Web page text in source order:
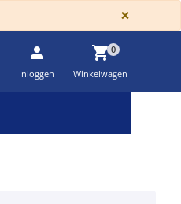
×
person
Inloggen
shopping_cart0
Winkelwagen